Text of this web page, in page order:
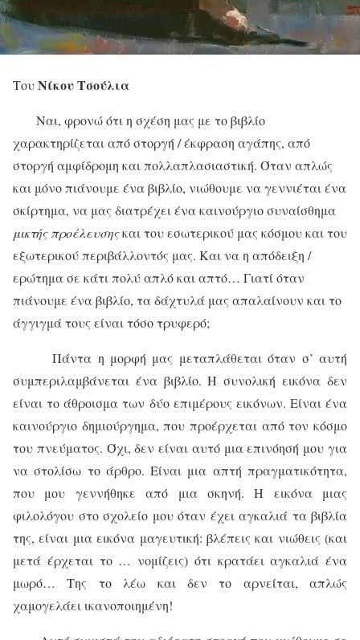
ΤουΝίκου Τσούλια
Ναι, φρονώ ότι η σχέση μας με το βιβλίο
χαρακτηρίζεται από στοργή / έκφραση αγάπης, από
στοργή αμφίδρομη και πολλαπλασιαστική. Όταν απλώς
και μόνο πιάνουμε ένα βιβλίο, νιώθουμε να γεννιέται ένα
σκίρτημα, να μας διατρέχει ένα καινούργιο συναίσθημα
μικτής προέλευσηςκαι του εσωτερικού μας κόσμου και του
εξωτερικού περιβάλλοντός μας. Και να η απόδειξη /
ερώτημα σε κάτι πολύ απλό και απτό… Γιατί όταν
πιάνουμε ένα βιβλίο, τα δάχτυλά μας απαλαίνουν και το
άγγιγμά τους είναι τόσο τρυφερό;
Πάντα η μορφή μας μεταπλάθεται όταν σ’ αυτή
συμπεριλαμβάνεται ένα βιβλίο. Η συνολική εικόνα δεν
είναι το άθροισμα των δύο επιμέρους εικόνων. Είναι ένα
καινούργιο δημιούργημα, που προέρχεται από τον κόσμο
του πνεύματος. Όχι, δεν είναι αυτό μια επινόησή μου για
να στολίσω το άρθρο. Είναι μια απτή πραγματικότητα,
που μου γεννήθηκε από μια σκηνή. Η εικόνα μιας
φιλολόγου στο σχολείο μου όταν έχει αγκαλιά τα βιβλία
της, είναι μια εικόνα μαγευτική: βλέπεις και νιώθεις (και
μετά έρχεται το … νομίζεις) ότι κρατάει αγκαλιά ένα
μωρό… Της το λέω και δεν το αρνείται, απλώς
χαμογελάει ικανοποιημένη!